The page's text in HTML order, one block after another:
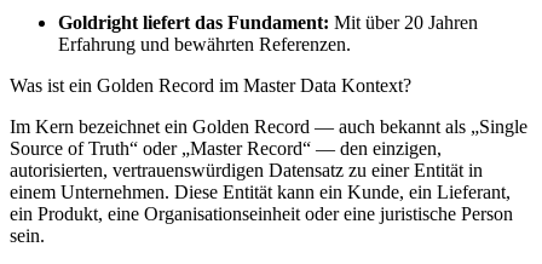
Goldright liefert das Fundament: Mit über 20 Jahren
Erfahrung und bewährten Referenzen.
Was ist ein Golden Record im Master Data Kontext?
Im Kern bezeichnet ein Golden Record — auch bekannt als „Single
Source of Truth“ oder „Master Record“ — den einzigen,
autorisierten, vertrauenswürdigen Datensatz zu einer Entität in
einem Unternehmen. Diese Entität kann ein Kunde, ein Lieferant,
ein Produkt, eine Organisationseinheit oder eine juristische Person
sein.